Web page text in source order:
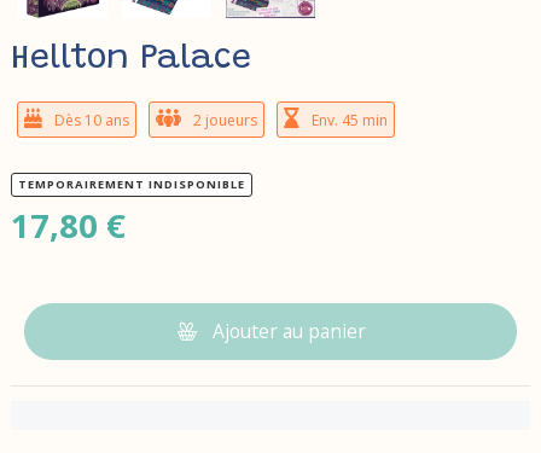
Hellton Palace
Dès 10 ans 2 joueurs Env. 45 min
TEMPORAIREMENT INDISPONIBLE
17,80 €
Ajouter au panier